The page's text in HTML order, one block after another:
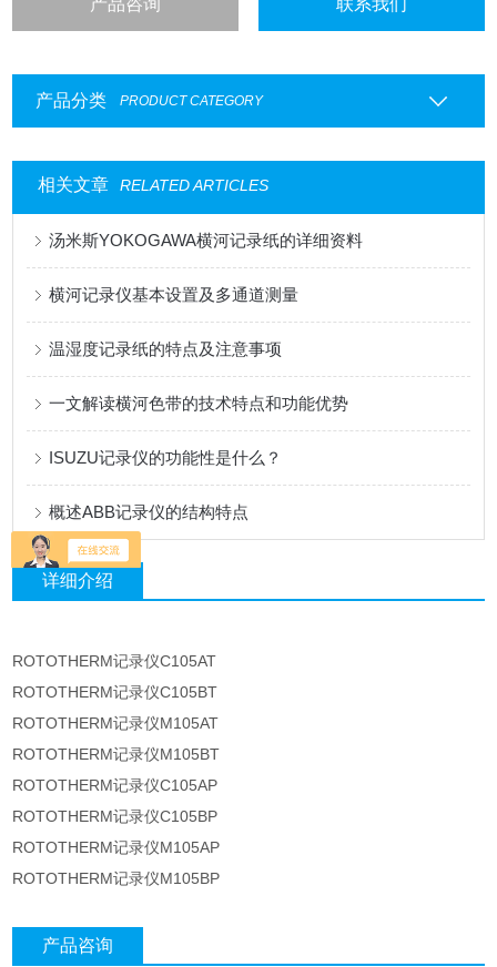
产品咨询 联系我们
产品分类 PRODUCT CATEGORY
相关文章 RELATED ARTICLES
汤米斯YOKOGAWA横河记录纸的详细资料
横河记录仪基本设置及多通道测量
温湿度记录纸的特点及注意事项
一文解读横河色带的技术特点和功能优势
ISUZU记录仪的功能性是什么？
概述ABB记录仪的结构特点
详细介绍
ROTOTHERM记录仪C105AT
ROTOTHERM记录仪C105BT
ROTOTHERM记录仪M105AT
ROTOTHERM记录仪M105BT
ROTOTHERM记录仪C105AP
ROTOTHERM记录仪C105BP
ROTOTHERM记录仪M105AP
ROTOTHERM记录仪M105BP
产品咨询